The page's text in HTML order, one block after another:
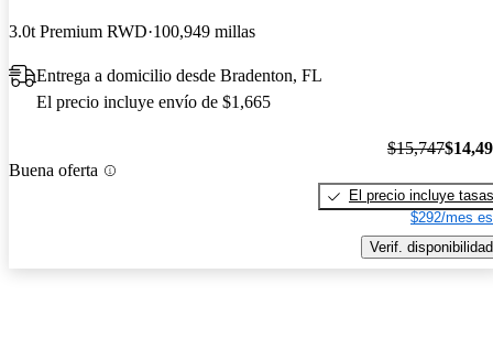
3.0t Premium RWD 100,949 millas
Entrega a domicilio desde Bradenton, FL
El precio incluye envío de $1,665
Buena oferta
$15,747
El precio incluye tasas
$292/mes
Verif. disponibilidad